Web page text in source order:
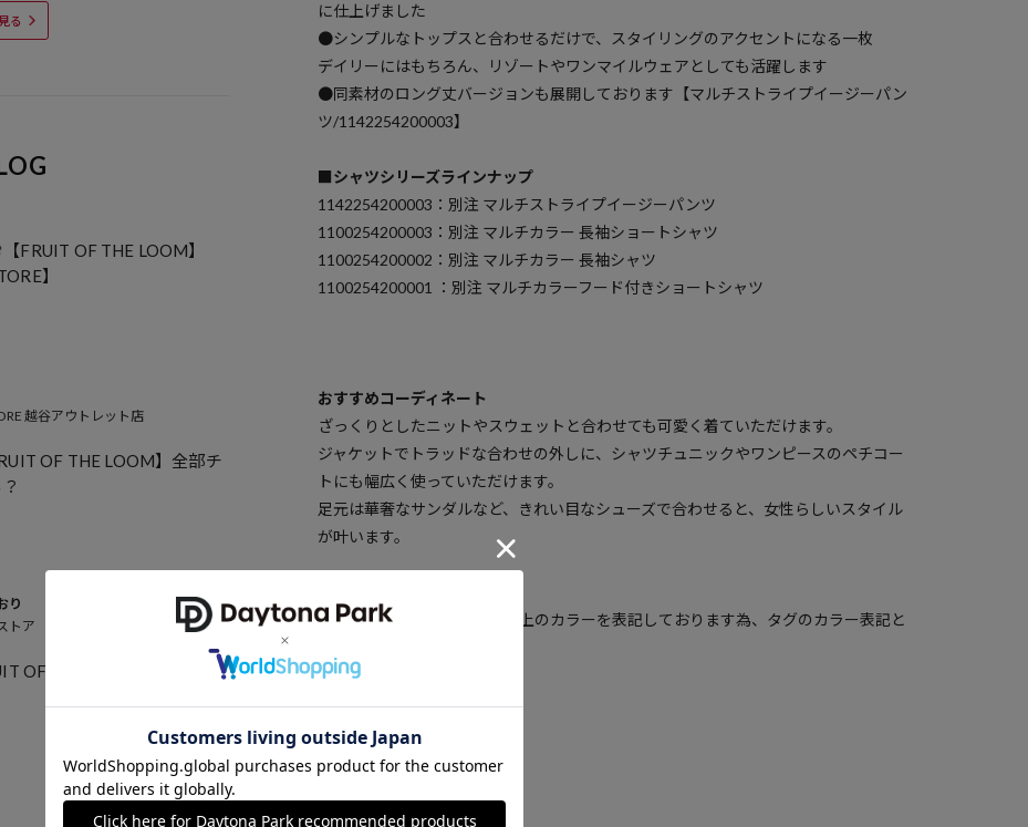
る
FRUIT OF THE LOOM】
】
越谷アウトレット店
OF THE LOOM】全部チ
り
トア
OF THE LOOM 別注登場
に仕上げました
●シンプルなトップスと合わせるだけで、スタイリングのアクセントになる一枚
デイリーにはもちろん、リゾートやワンマイルウェアとしても活躍します
●同素材のロング丈バージョンも展開しております【マルチストライプイージーパン
ツ/1142254200003】
■シャツシリーズラインナップ
1142254200003：別注 マルチストライプイージーパンツ
1100254200003：別注 マルチカラー 長袖ショートシャツ
1100254200002：別注 マルチカラー 長袖シャツ
1100254200001 ：別注 マルチカラーフード付きショートシャツ
おすすめコーディネート
ざっくりとしたニットやスウェットと合わせても可愛く着ていただけます。
ジャケットでトラッドな合わせの外しに、シャツチュニックやワンピースのペチコー
トにも幅広く使っていただけます。
足元は華奢なサンダルなど、きれい目なシューズで合わせると、女性らしいスタイル
が叶います。
※こちらの商品は、弊社管理上のカラーを表記しております為、タグのカラー表記と
【サイト表記：タグ表記】
ホワイト：WHITE
ピンク：PINK